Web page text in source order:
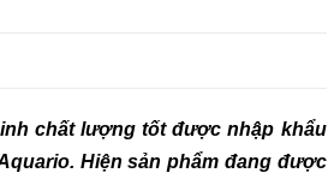
chất lượng tốt được nhập khẩu
Hiện sản phẩm đang được